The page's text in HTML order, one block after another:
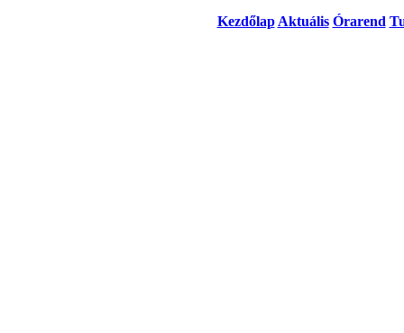
Kezdőlap Aktuális Órarend